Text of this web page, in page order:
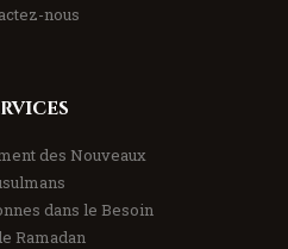
nous
des Nouveaux
dans le Besoin
Ramadan